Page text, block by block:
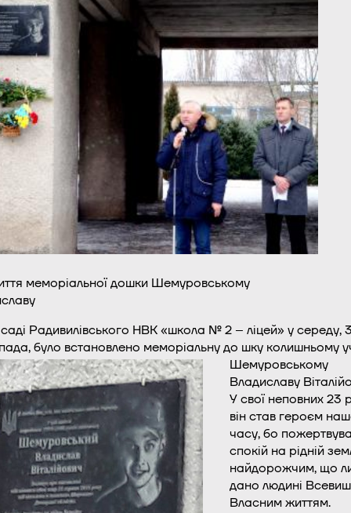
меморіальної дошки Шемуровському
Радивилівського НВК «школа № 2 – ліцей» у середу,
було встановлено меморіальну до шку колишньому
Шемуровському
Владиславу
У свої неповних 23
він став героєм
часу, бо
спокій на рідній
найдорожчим, що
дано людині
Власним життям.